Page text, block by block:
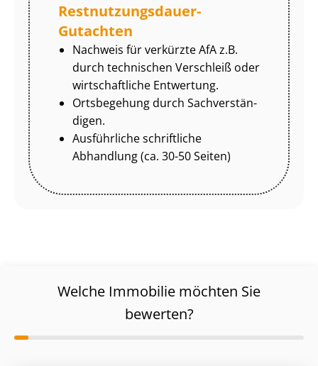
Rest­nut­zungs­dau­er-
Gutachten
Nachweis für verkürzte AfA z.B.
durch technischen Verschleiß oder
wirtschaftliche Entwertung.
Ortsbegehung durch Sach­ver­stän­
di­gen.
Ausführliche schriftliche
Abhandlung (ca. 30-50 Seiten)
Welche Immobilie möchten Sie
bewerten?